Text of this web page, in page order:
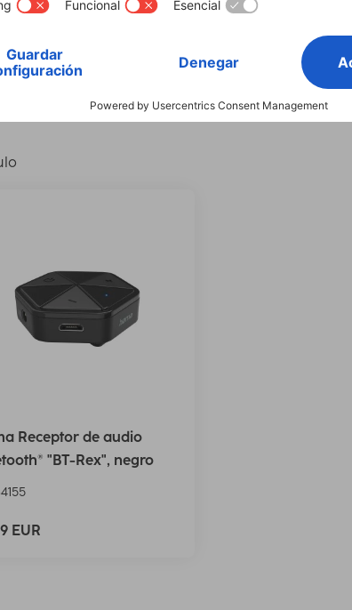
compatible: HTC Delete all filters
Receptor de audio
"BT-Rex", negro
EUR